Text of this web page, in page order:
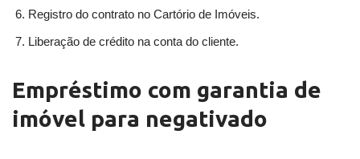
Registro do contrato no Cartório de Imóveis.
Liberação de crédito na conta do cliente.
Empréstimo com garantia de
imóvel para negativado